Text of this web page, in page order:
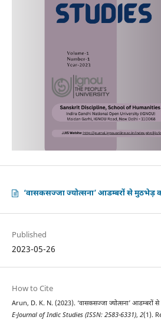
‘वासकसज्जा ज्योत्सना’ आडम्बरों से मुठभेड़
Published
2023-05-26
How to Cite
Arun, D. K. N. (2023). ‘वासकसज्जा ज्योत्सना’ आडम्बरों
E-Journal of Indic Studies (ISSN: 2583-6331), 2(1).